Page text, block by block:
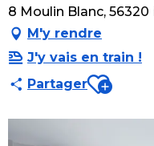
8 Moulin Blanc, 56320
M'y rendre
J'y vais en train !
PartagerAjouter